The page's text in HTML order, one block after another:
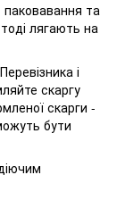
паковавання та
лягають на
і
скаргу
скарги -
бути